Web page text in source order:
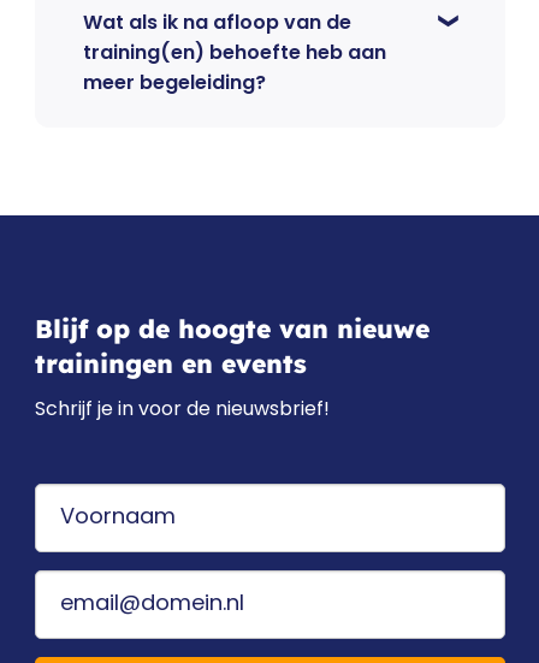
Wat als ik na afloop van de
training(en) behoefte heb aan
meer begeleiding?
Blijf op de hoogte van nieuwe
trainingen en events
Schrijf je in voor de nieuwsbrief!